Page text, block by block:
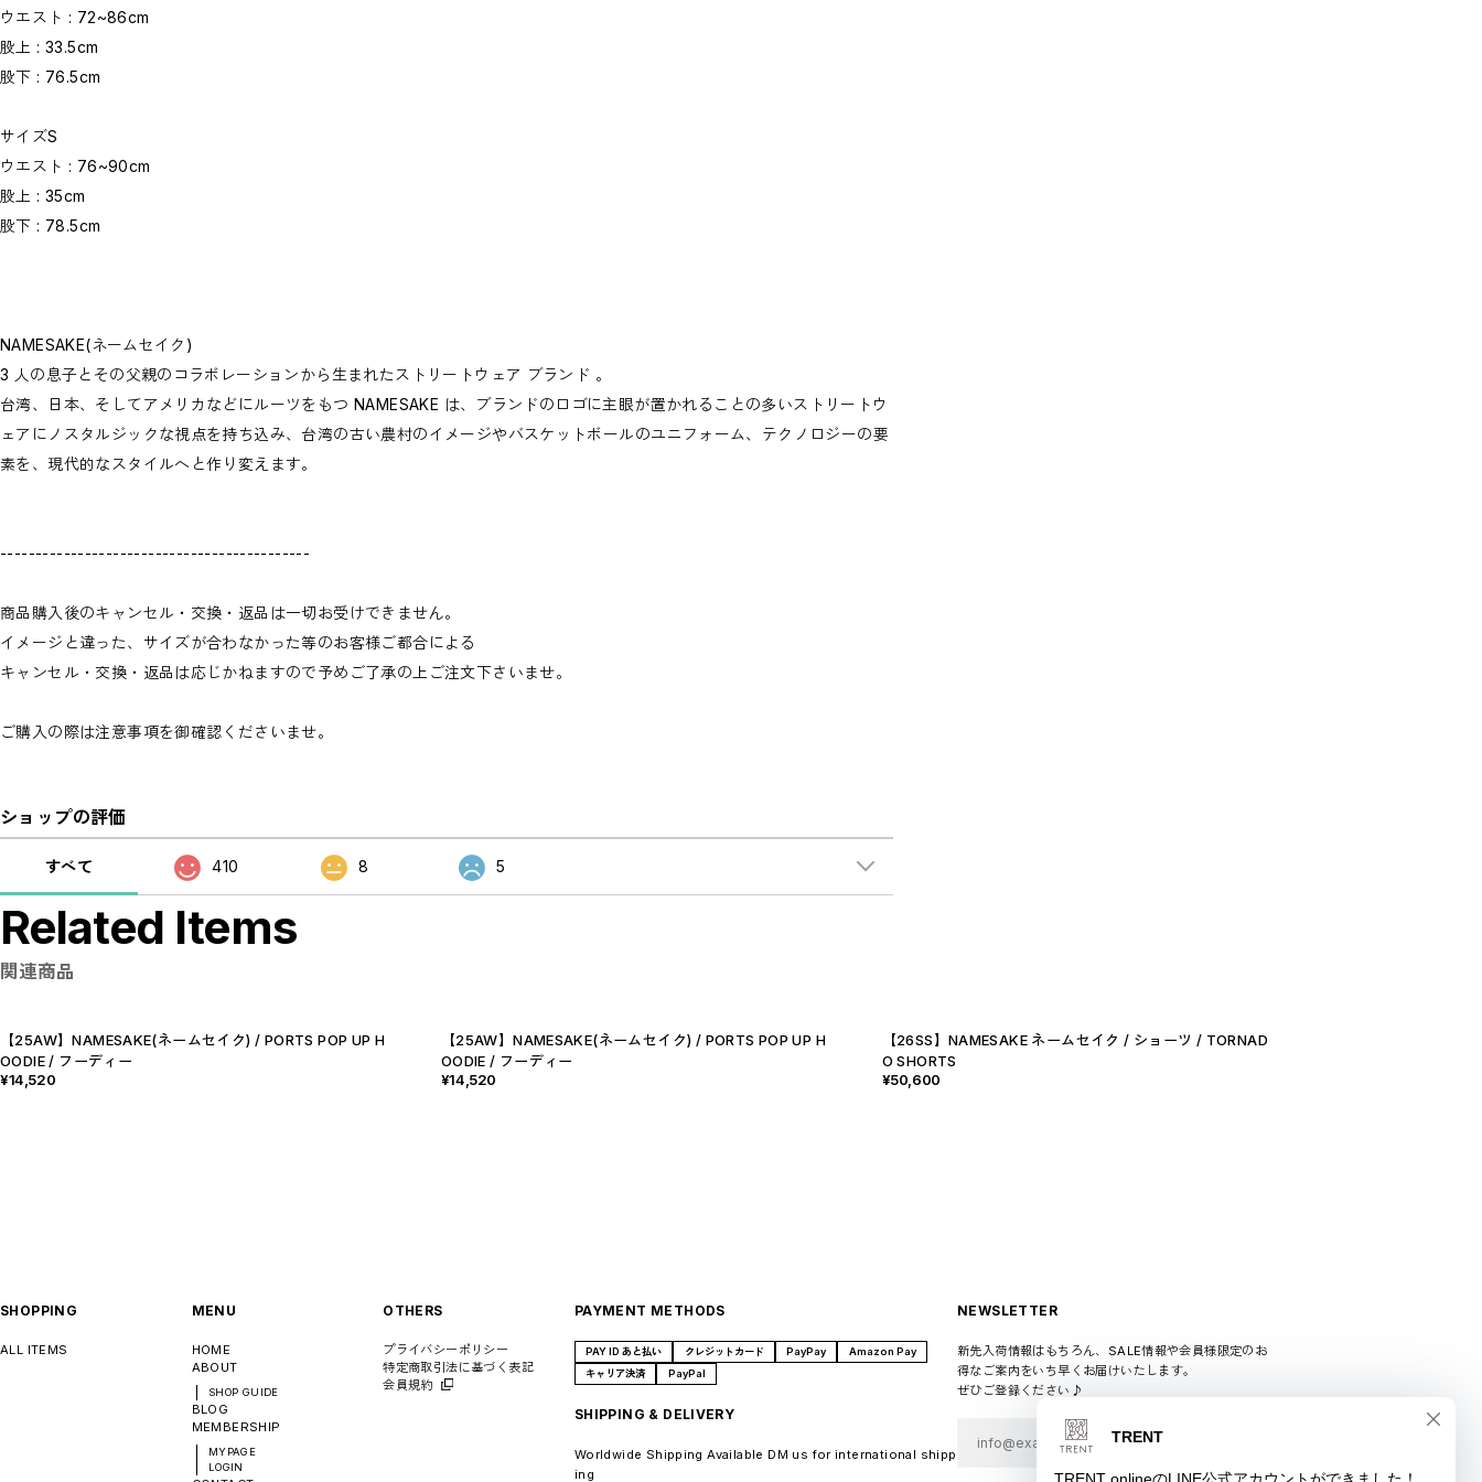
ウエスト : 72~86cm
股上 : 33.5cm
股下 : 76.5cm
サイズS
ウエスト : 76~90cm
股上 : 35cm
股下 : 78.5cm
NAMESAKE(ネームセイク)
3 人の息子とその父親のコラボレーションから生まれたストリートウェア ブランド 。
台湾、日本、そしてアメリカなどにルーツをもつ NAMESAKE は、ブランドのロゴに主眼が置かれることの多いストリートウ
ェアにノスタルジックな視点を持ち込み、台湾の古い農村のイメージやバスケットボールのユニフォーム、テクノロジーの要
素を、現代的なスタイルへと作り変えます。
--------------------------------------------
商品購入後のキャンセル・交換・返品は一切お受けできません。
イメージと違った、サイズが合わなかった等のお客様ご都合による
キャンセル・交換・返品は応じかねますので予めご了承の上ご注文下さいませ。
ご購入の際は注意事項を御確認くださいませ。
ショップの評価
すべて 410 8 5
Related Items
関連商品
【25AW】NAMESAKE(ネームセイク) / PORTS POP UP H
OODIE / フーディー
¥14,520
【25AW】NAMESAKE(ネームセイク) / PORTS POP UP H
OODIE / フーディー
¥14,520
【26SS】NAMESAKE ネームセイク / ショーツ / TORNAD
O SHORTS
¥50,600
SHOPPING
ALL ITEMS
MENU
HOME
ABOUT
SHOP GUIDE
BLOG
MEMBERSHIP
MYPAGE
LOGIN
OTHERS
プライバシーポリシー
特定商取引法に基づく表記
会員規約
PAYMENT METHODS
PAY ID あと払い クレジットカード PayPay
Amazon Pay
キャリア決済
PayPal
SHIPPING & DELIVERY
Worldwide Shipping Available DM us for international shipp
ing
NEWSLETTER
新先入荷情報はもちろん、SALE情報や会員様限定のお
得なご案内をいち早くお届けいたします。
ぜひご登録ください♪